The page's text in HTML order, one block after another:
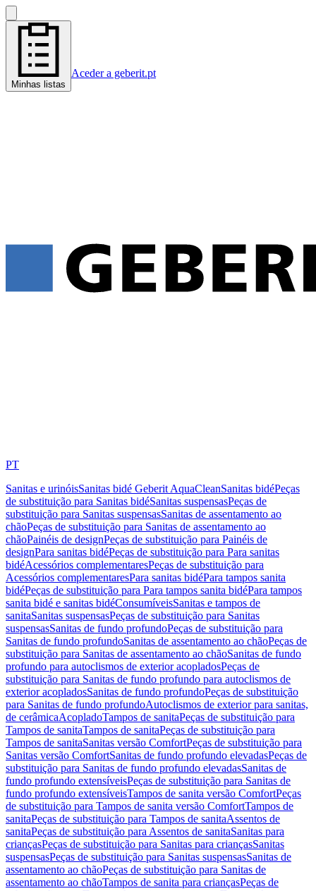
Minhas listas
Aceder a geberit.pt
PT
Sanitas e urinóisSanitas bidé Geberit AquaCleanSanitas bidéPeças
de substituição para Sanitas bidéSanitas suspensasPeças de
substituição para Sanitas suspensasSanitas de assentamento ao
chãoPeças de substituição para Sanitas de assentamento ao
chãoPainéis de designPeças de substituição para Painéis de
designPara sanitas bidéPeças de substituição para Para sanitas
bidéAcessórios complementaresPeças de substituição para
Acessórios complementaresPara sanitas bidéPara tampos sanita
bidéPeças de substituição para Para tampos sanita bidéPara tampos
sanita bidé e sanitas bidéConsumíveisSanitas e tampos de
sanitaSanitas suspensasPeças de substituição para Sanitas
suspensasSanitas de fundo profundoPeças de substituição para
Sanitas de fundo profundoSanitas de assentamento ao chãoPeças de
substituição para Sanitas de assentamento ao chãoSanitas de fundo
profundo para autoclismos de exterior acopladosPeças de
substituição para Sanitas de fundo profundo para autoclismos de
exterior acopladosSanitas de fundo profundoPeças de substituição
para Sanitas de fundo profundoAutoclismos de exterior para sanitas,
de cerâmicaAcopladoTampos de sanitaPeças de substituição para
Tampos de sanitaTampos de sanitaPeças de substituição para
Tampos de sanitaSanitas versão ComfortPeças de substituição para
Sanitas versão ComfortSanitas de fundo profundo elevadasPeças de
substituição para Sanitas de fundo profundo elevadasSanitas de
fundo profundo extensíveisPeças de substituição para Sanitas de
fundo profundo extensíveisTampos de sanita versão ComfortPeças
de substituição para Tampos de sanita versão ComfortTampos de
sanitaPeças de substituição para Tampos de sanitaAssentos de
sanitaPeças de substituição para Assentos de sanitaSanitas para
criançasPeças de substituição para Sanitas para criançasSanitas
suspensasPeças de substituição para Sanitas suspensasSanitas de
assentamento ao chãoPeças de substituição para Sanitas de
assentamento ao chãoTampos de sanita para criançasPeças de